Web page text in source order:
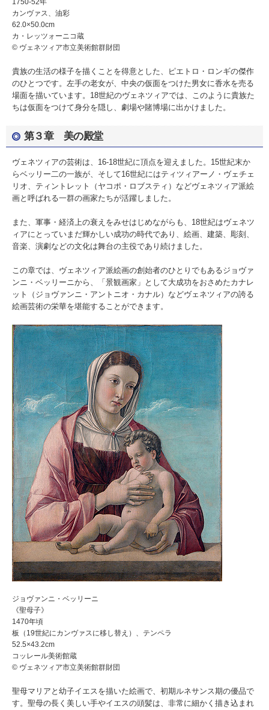
1750-52年
カンヴァス、油彩
62.0×50.0cm
カ・レッツォーニコ蔵
© ヴェネツィア市立美術館群財団
貴族の生活の様子を描くことを得意とした、ピエトロ・ロンギの傑作
のひとつです。左手の老女が、中央の仮面をつけた男女に香水を売る
場面を描いています。18世紀のヴェネツィアでは、このように貴族た
ちは仮面をつけて身分を隠し、劇場や賭博場に出かけました。
第３章 美の殿堂
ヴェネツィアの芸術は、16-18世紀に頂点を迎えました。15世紀末か
らベッリー二の一族が、そして16世紀にはティツィアーノ・ヴェチェ
リオ、ティントレット（ヤコポ・ロブスティ）などヴェネツィア派絵
画と呼ばれる一群の画家たちが活躍しました。
また、軍事・経済上の衰えをみせはじめながらも、18世紀はヴェネツ
ィアにとっていまだ輝かしい成功の時代であり、絵画、建築、彫刻、
音楽、演劇などの文化は舞台の主役であり続けました。
この章では、ヴェネツィア派絵画の創始者のひとりでもあるジョヴァ
ンニ・ベッリーニから、「景観画家」として大成功をおさめたカナレ
ット（ジョヴァンニ・アントニオ・カナル）などヴェネツィアの誇る
絵画芸術の栄華を堪能することができます。
ジョヴァンニ・ベッリーニ
《聖母子》
1470年頃
板（19世紀にカンヴァスに移し替え）、テンペラ
52.5×43.2cm
コッレール美術館蔵
© ヴェネツィア市立美術館群財団
聖母マリアと幼子イエスを描いた絵画で、初期ルネサンス期の優品で
す。聖母の長く美しい手やイエスの頭髪は、非常に細かく描き込まれ